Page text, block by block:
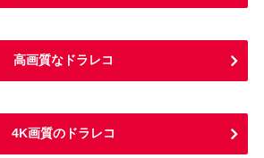
高画質なドラレコ
4K画質のドラレコ